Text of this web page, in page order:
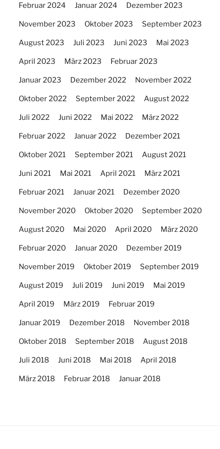
Februar 2024 Januar 2024 Dezember 2023
November 2023 Oktober 2023 September 2023
August 2023 Juli 2023 Juni 2023 Mai 2023
April 2023 März 2023 Februar 2023
Januar 2023 Dezember 2022 November 2022
Oktober 2022 September 2022 August 2022
Juli 2022 Juni 2022 Mai 2022 März 2022
Februar 2022 Januar 2022 Dezember 2021
Oktober 2021 September 2021 August 2021
Juni 2021 Mai 2021 April 2021 März 2021
Februar 2021 Januar 2021 Dezember 2020
November 2020 Oktober 2020 September 2020
August 2020 Mai 2020 April 2020 März 2020
Februar 2020 Januar 2020 Dezember 2019
November 2019 Oktober 2019 September 2019
August 2019 Juli 2019 Juni 2019 Mai 2019
April 2019 März 2019 Februar 2019
Januar 2019 Dezember 2018 November 2018
Oktober 2018 September 2018 August 2018
Juli 2018 Juni 2018 Mai 2018 April 2018
März 2018 Februar 2018 Januar 2018